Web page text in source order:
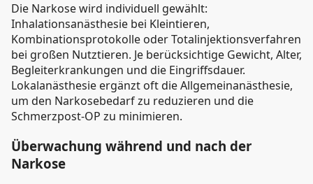
Die Narkose wird individuell gewählt:
Inhalationsanästhesie bei Kleintieren,
Kombinationsprotokolle oder Totalinjektionsverfahren
bei großen Nutztieren. Je berücksichtige Gewicht, Alter,
Begleiterkrankungen und die Eingriffsdauer.
Lokalanästhesie ergänzt oft die Allgemeinanästhesie,
um den Narkosebedarf zu reduzieren und die
Schmerzpost-OP zu minimieren.
Überwachung während und nach der
Narkose